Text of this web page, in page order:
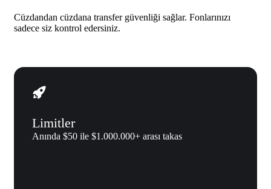
Cüzdandan cüzdana transfer güvenliği sağlar. Fonlarınızı
sadece siz kontrol edersiniz.
Limitler
Anında $50 ile $1.000.000+ arası takas